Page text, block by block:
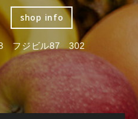
shop info
フジビル87 302